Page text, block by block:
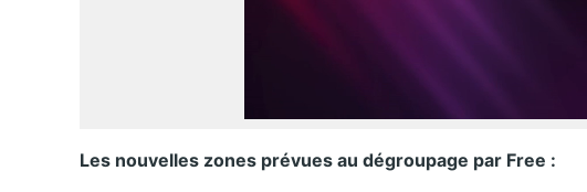
Les nouvelles zones prévues au dégroupage par Free :